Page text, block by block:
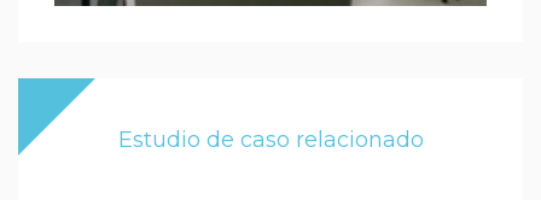
Estudio de caso relacionado